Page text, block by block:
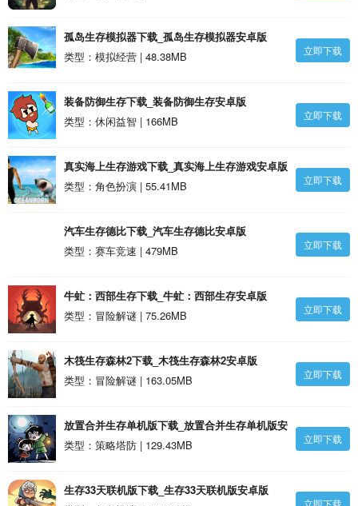
孤岛生存模拟器下载_孤岛生存模拟器安卓版
类型：模拟经营 | 48.38MB
立即下载
装备防御生存下载_装备防御生存安卓版
类型：休闲益智 | 166MB
立即下载
真实海上生存游戏下载_真实海上生存游戏安卓版
类型：角色扮演 | 55.41MB
立即下载
汽车生存德比下载_汽车生存德比安卓版
类型：赛车竞速 | 479MB
立即下载
牛虻：西部生存下载_牛虻：西部生存安卓版
类型：冒险解谜 | 75.26MB
立即下载
木筏生存森林2下载_木筏生存森林2安卓版
类型：冒险解谜 | 163.05MB
立即下载
放置合并生存单机版下载_放置合并生存单机版安
卓版
类型：策略塔防 | 129.43MB 立即下载
生存33天联机版下载_生存33天联机版安卓版
立即下载